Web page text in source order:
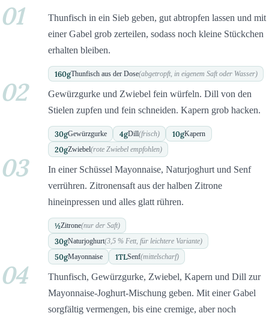
01
Thunfisch in ein Sieb geben, gut abtropfen lassen und mit
einer Gabel grob zerteilen, sodass noch kleine Stückchen
erhalten bleiben.
160gThunfisch aus der Dose(abgetropft, in eigenem Saft oder Wasser)
02
Gewürzgurke und Zwiebel fein würfeln. Dill von den
Stielen zupfen und fein schneiden. Kapern grob hacken.
30gGewürzgurke 4gDill(frisch) 10gKapern
20gZwiebel(rote Zwiebel empfohlen)
03
In einer Schüssel Mayonnaise, Naturjoghurt und Senf
verrühren. Zitronensaft aus der halben Zitrone
hineinpressen und alles glatt rühren.
½Zitrone(nur der Saft)
30gNaturjoghurt(3,5 % Fett, für leichtere Variante)
50gMayonnaise 1TLSenf(mittelscharf)
04
Thunfisch, Gewürzgurke, Zwiebel, Kapern und Dill zur
Mayonnaise-Joghurt-Mischung geben. Mit einer Gabel
sorgfältig vermengen, bis eine cremige, aber noch